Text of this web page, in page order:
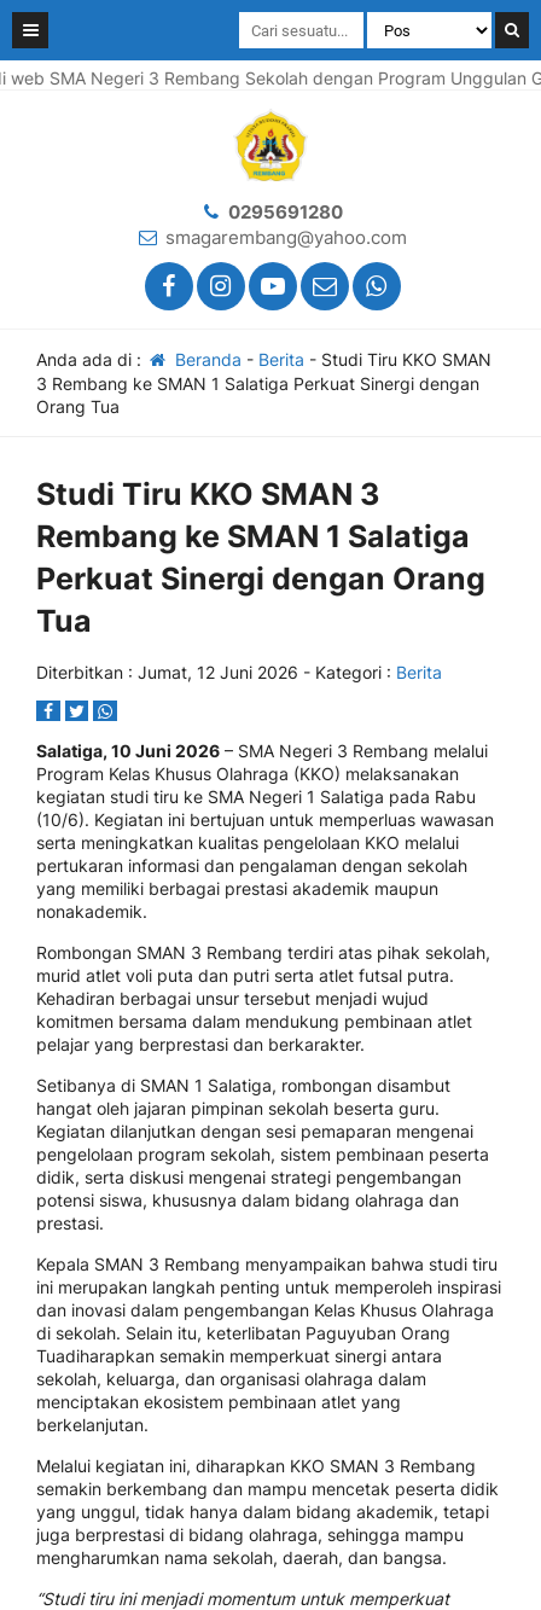
SMA Negeri 3 Rembang Sekolah dengan Program Unggulan
0295691280
smagarembang@yahoo.com
Anda ada di : Beranda - Berita - Studi Tiru KKO SMAN
3 Rembang ke SMAN 1 Salatiga Perkuat Sinergi dengan
Orang Tua
Studi Tiru KKO SMAN 3
Rembang ke SMAN 1 Salatiga
Perkuat Sinergi dengan Orang
Tua
Diterbitkan : Jumat, 12 Juni 2026 - Kategori : Berita
Salatiga, 10 Juni 2026 – SMA Negeri 3 Rembang melalui
Program Kelas Khusus Olahraga (KKO) melaksanakan
kegiatan studi tiru ke SMA Negeri 1 Salatiga pada Rabu
(10/6). Kegiatan ini bertujuan untuk memperluas wawasan
serta meningkatkan kualitas pengelolaan KKO melalui
pertukaran informasi dan pengalaman dengan sekolah
yang memiliki berbagai prestasi akademik maupun
nonakademik.
Rombongan SMAN 3 Rembang terdiri atas pihak sekolah,
murid atlet voli puta dan putri serta atlet futsal putra.
Kehadiran berbagai unsur tersebut menjadi wujud
komitmen bersama dalam mendukung pembinaan atlet
pelajar yang berprestasi dan berkarakter.
Setibanya di SMAN 1 Salatiga, rombongan disambut
hangat oleh jajaran pimpinan sekolah beserta guru.
Kegiatan dilanjutkan dengan sesi pemaparan mengenai
pengelolaan program sekolah, sistem pembinaan peserta
didik, serta diskusi mengenai strategi pengembangan
potensi siswa, khususnya dalam bidang olahraga dan
prestasi.
Kepala SMAN 3 Rembang menyampaikan bahwa studi tiru
ini merupakan langkah penting untuk memperoleh inspirasi
dan inovasi dalam pengembangan Kelas Khusus Olahraga
di sekolah. Selain itu, keterlibatan Paguyuban Orang
Tuadiharapkan semakin memperkuat sinergi antara
sekolah, keluarga, dan organisasi olahraga dalam
menciptakan ekosistem pembinaan atlet yang
berkelanjutan.
Melalui kegiatan ini, diharapkan KKO SMAN 3 Rembang
semakin berkembang dan mampu mencetak peserta didik
yang unggul, tidak hanya dalam bidang akademik, tetapi
juga berprestasi di bidang olahraga, sehingga mampu
mengharumkan nama sekolah, daerah, dan bangsa.
“Studi tiru ini menjadi momentum untuk memperkuat